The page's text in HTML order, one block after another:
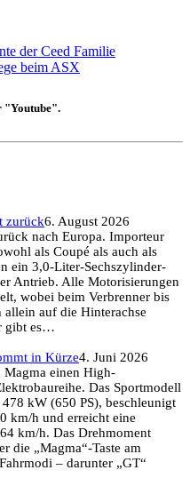
der Ceed Familie
beim ASX
"Youtube".
zurück6. August 2026
nach Europa. Importeur
als Coupé als auch als
ein 3,0-Liter-Sechszylinder-
Antrieb. Alle Motorisierungen
wobei beim Verbrenner bis
auf die Hinterachse
gibt es…
in Kürze4. Juni 2026
Magma einen High-
Das Sportmodell
kW (650 PS), beschleunigt
km/h und erreicht eine
km/h. Das Drehmoment
die „Magma“-Taste am
– darunter „GT“